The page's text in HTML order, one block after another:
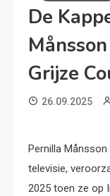
De
Grijze
26.09.2025
Pernilla
televisie,
2025 toen ze op